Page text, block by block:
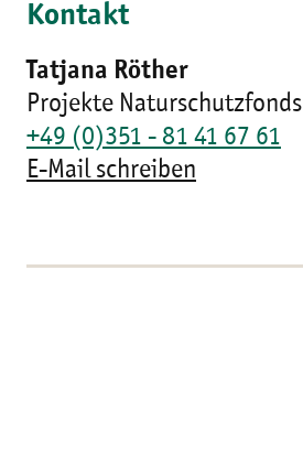
Kontakt
Tatjana Röther
Projekte Naturschutzfonds
+49 (0)351 - 81 41 67 61
E-Mail schreiben